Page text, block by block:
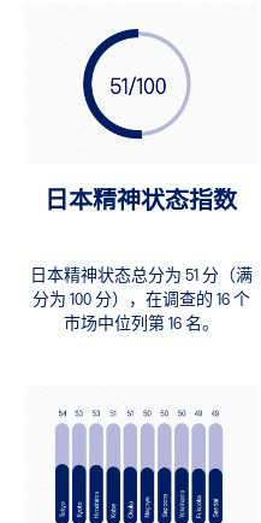
日本精神状态指数
日本精神状态总分为 51 分（满
分为 100 分），在调查的 16 个
市场中位列第 16 名。